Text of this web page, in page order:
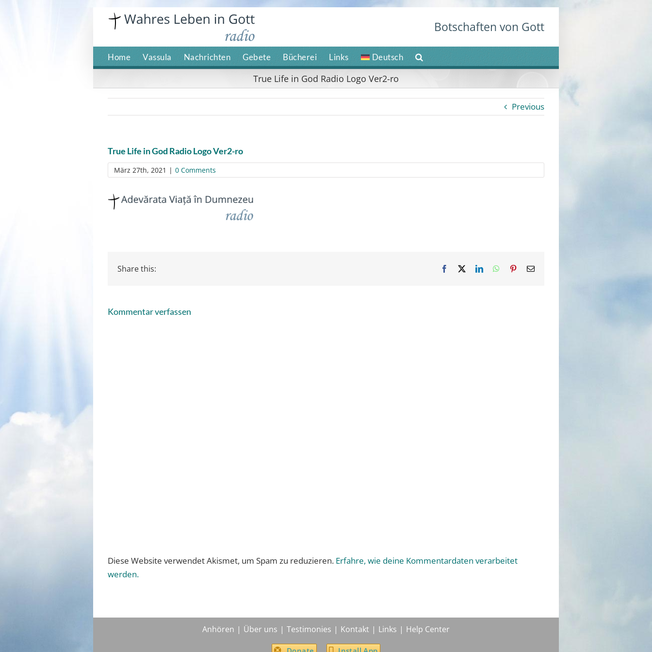
Botschaften von Gott
Home Vassula Nachrichten Gebete Bücherei Links Deutsch
True Life in God Radio Logo Ver2-ro
Previous
True Life in God Radio Logo Ver2-ro
März 27th, 2021 | 0 Comments
Share this: Facebook LinkedInWhatsApp
PinterestEmail
Kommentar verfassen
Diese Website verwendet Akismet, um Spam zu reduzieren. Erfahre, wie deine Kommentardaten verarbeitet
werden.
Anhören Über uns Testimonies Kontakt Links Help Center